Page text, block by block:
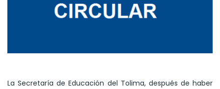
La Secretaría de Educación del Tolima, después de haber